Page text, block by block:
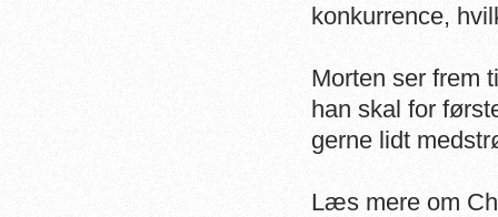
konkurrence,
Morten ser frem
han skal for
gerne lidt
Læs mere om